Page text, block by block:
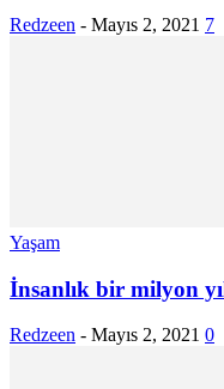
Redzeen - Mayıs 2, 2021 7
Yaşam
İnsanlık bir milyon
Redzeen - Mayıs 2, 2021 0